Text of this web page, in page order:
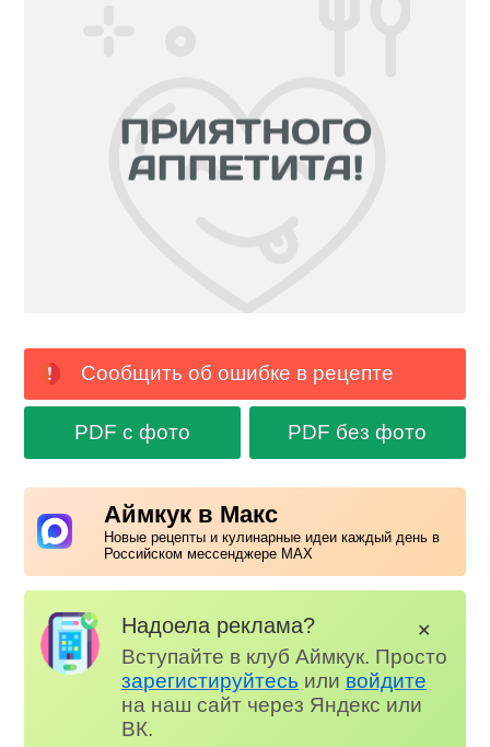
Сообщить об ошибке в рецепте
PDF с фото PDF без фото
Аймкук в Макс
Новые рецепты и кулинарные идеи каждый день в
Российском мессенджере MAX
Надоела реклама?
Вступайте в клуб Аймкук. Просто
зарегистируйтесь или войдите
на наш сайт через Яндекс или
ВК.
✕